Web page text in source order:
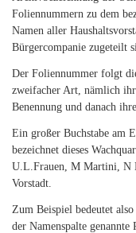
Foliennummern zu dem
Namen aller
Bürgercompanie zugeteilt
Der Foliennummer folgt
zweifacher Art, nämlich
Benennung und danach
Ein großer Buchstabe am
bezeichnet dieses
U.L.Frauen, M Martini, N
Vorstadt.
Zum Beispiel bedeutet
der Namenspalte